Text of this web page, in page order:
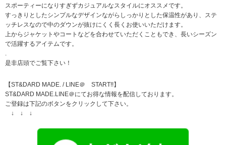
スポーティーになりすぎずカジュアルなスタイルにオススメです。
すっきりとしたシンプルなデザインながらしっかりとした保温性があり、ステ
ッチレスなので中のダウンが抜けにくく長くお使いいただけます。
上からジャケットやコートなどを合わせていただくこともでき、長いシーズン
で活躍するアイテムです。
是非店頭でご覧下さい！
【ST&DARD MADE. / LINE＠ START!!】
ST&DARD MADE.LINE＠にてお得な情報を配信しております。
ご登録は下記のボタンをクリックして下さい。
↓ ↓ ↓